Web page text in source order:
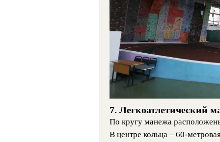
7. Легкоатлетический
По кругу манежа
В центре кольца – 60-